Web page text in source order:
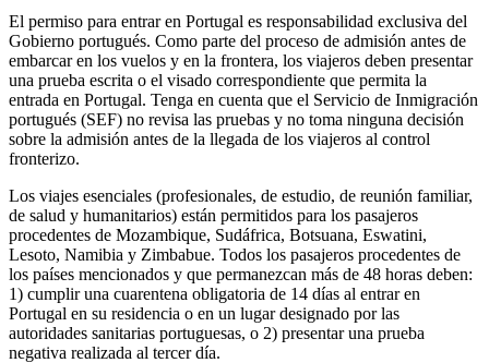
El permiso para entrar en Portugal es responsabilidad exclusiva del
Gobierno portugués. Como parte del proceso de admisión antes de
embarcar en los vuelos y en la frontera, los viajeros deben presentar
una prueba escrita o el visado correspondiente que permita la
entrada en Portugal. Tenga en cuenta que el Servicio de Inmigración
portugués (SEF) no revisa las pruebas y no toma ninguna decisión
sobre la admisión antes de la llegada de los viajeros al control
fronterizo.
Los viajes esenciales (profesionales, de estudio, de reunión familiar,
de salud y humanitarios) están permitidos para los pasajeros
procedentes de Mozambique, Sudáfrica, Botsuana, Eswatini,
Lesoto, Namibia y Zimbabue. Todos los pasajeros procedentes de
los países mencionados y que permanezcan más de 48 horas deben:
1) cumplir una cuarentena obligatoria de 14 días al entrar en
Portugal en su residencia o en un lugar designado por las
autoridades sanitarias portuguesas, o 2) presentar una prueba
negativa realizada al tercer día.